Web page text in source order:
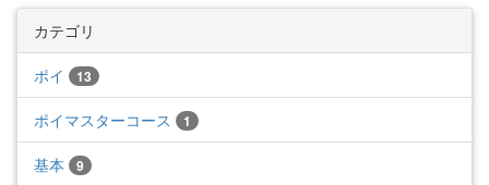
カテゴリ
ポイ 13
ポイマスターコース 1
基本 9